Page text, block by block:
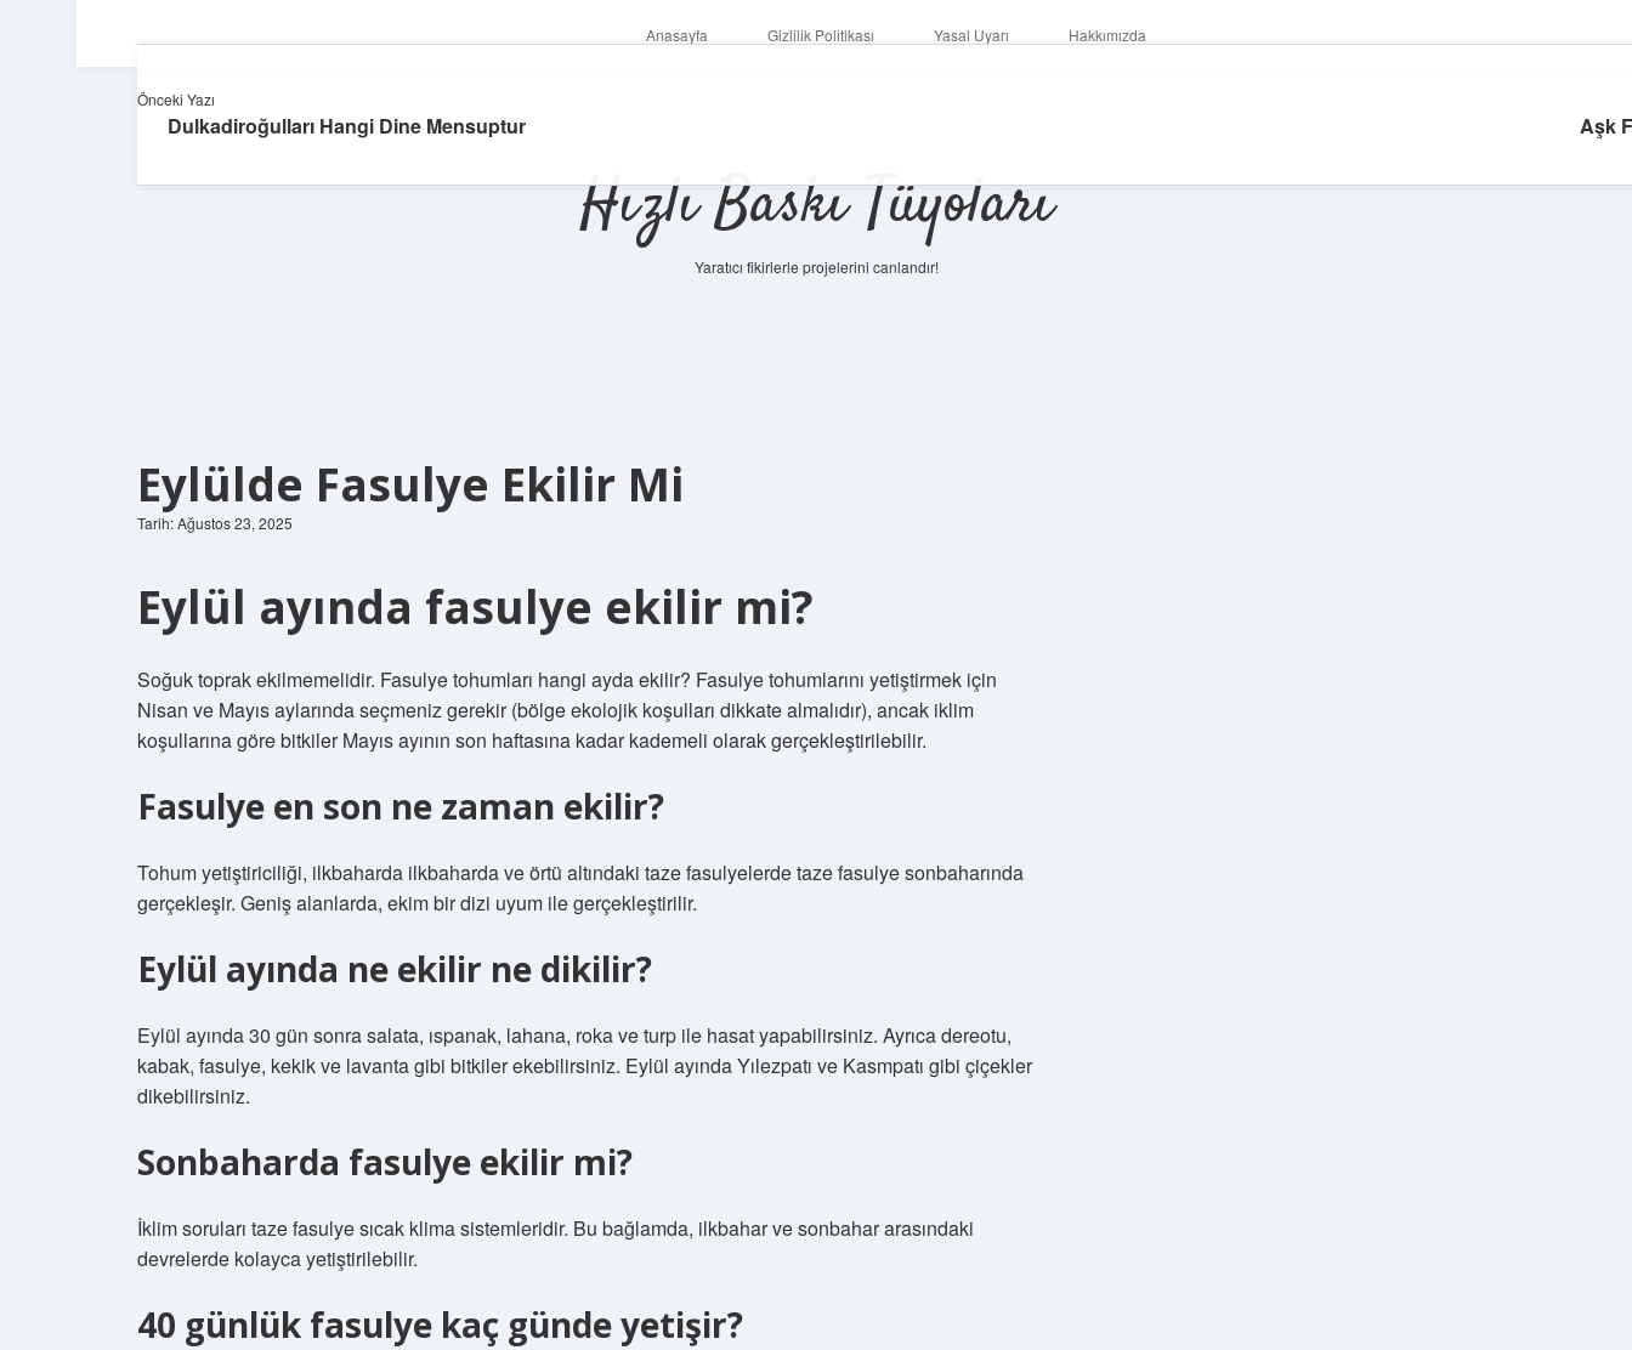
Anasayfa Gizlilik Politikası Yasal Uyarı Hakkımızda
Hızlı Baskı Tüyoları
Yaratıcı fikirlerle projelerini canlandır!
Eylülde Fasulye Ekilir Mi
Tarih: Ağustos 23, 2025
Eylül ayında fasulye ekilir mi?
Soğuk toprak ekilmemelidir. Fasulye tohumları hangi ayda ekilir? Fasulye tohumlarını yetiştirmek için
Nisan ve Mayıs aylarında seçmeniz gerekir (bölge ekolojik koşulları dikkate almalıdır), ancak iklim
koşullarına göre bitkiler Mayıs ayının son haftasına kadar kademeli olarak gerçekleştirilebilir.
Fasulye en son ne zaman ekilir?
Tohum yetiştiriciliği, ilkbaharda ilkbaharda ve örtü altındaki taze fasulyelerde taze fasulye sonbaharında
gerçekleşir. Geniş alanlarda, ekim bir dizi uyum ile gerçekleştirilir.
Eylül ayında ne ekilir ne dikilir?
Eylül ayında 30 gün sonra salata, ıspanak, lahana, roka ve turp ile hasat yapabilirsiniz. Ayrıca dereotu,
kabak, fasulye, kekik ve lavanta gibi bitkiler ekebilirsiniz. Eylül ayında Yılezpatı ve Kasmpatı gibi çiçekler
dikebilirsiniz.
Sonbaharda fasulye ekilir mi?
İklim soruları taze fasulye sıcak klima sistemleridir. Bu bağlamda, ilkbahar ve sonbahar arasındaki
devrelerde kolayca yetiştirilebilir.
40 günlük fasulye kaç günde yetişir?
Önceki Yazı
Dulkadiroğulları Hangi Dine Mensuptur Aşk